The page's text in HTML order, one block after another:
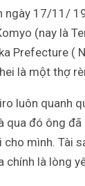
ngày 17/11/
(nay là
Prefecture (
là một thợ
luôn quanh
qua đó ông
mình. Tài
là lòng